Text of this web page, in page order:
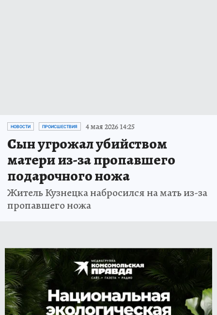
НОВОСТИ ПРОИСШЕСТВИЯ 4 мая 2026 14:25
Сын угрожал убийством
матери из-за пропавшего
подарочного ножа
Житель Кузнецка набросился на мать из-за
пропавшего ножа